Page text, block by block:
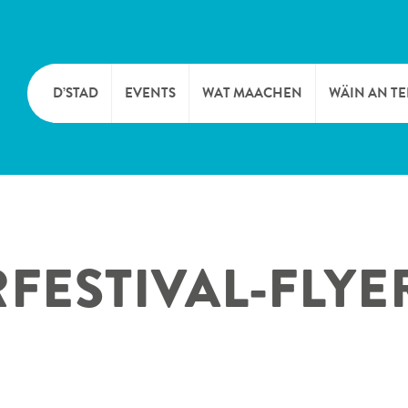
D’STAD
SYNDICAT D’INITIATIVE
EVENTS WAT MAACHEN
NATUR
WÄIN AN